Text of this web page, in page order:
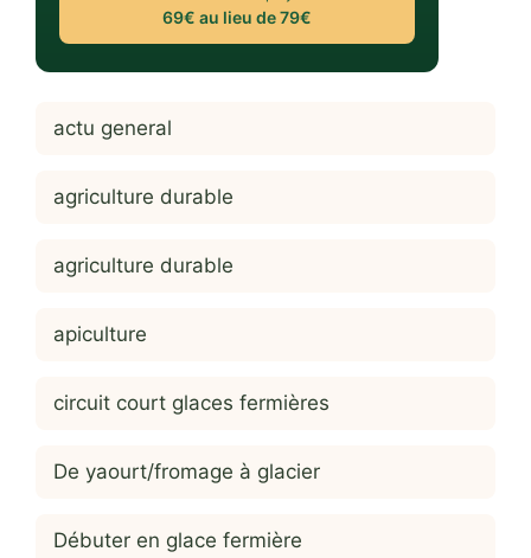
69€ au lieu de 79€
actu general
agriculture durable
agriculture durable
apiculture
circuit court glaces fermières
De yaourt/fromage à glacier
Débuter en glace fermière